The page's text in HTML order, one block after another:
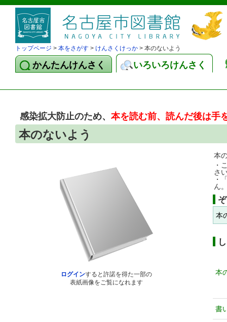
トップページ > 本をさがす > けんさくけっか > 本のないよう
かんたんけんさく いろいろけんさく
感染拡大防止のため、本を読む前、読んだ後は手
本のないよう
ログインすると許諾を得た一部の
表紙画像をご覧になれます
本
・
さ
・
ん
本
本
書